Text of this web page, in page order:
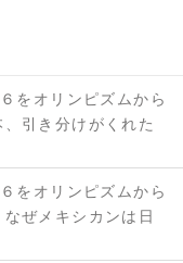
をオリンピズムから
引き分けがくれた
をオリンピズムから
ぜメキシカンは日